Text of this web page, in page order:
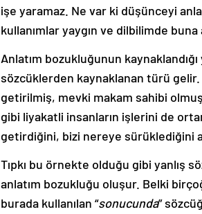
işe yaramaz. Ne var ki düşünceyi
kullanımlar yaygın ve dilbilimde
Anlatım bozukluğunun
sözcüklerden kaynaklanan türü
getirilmiş, mevki makam sahibi
gibi liyakatli insanların işlerini de
getirdiğini, bizi nereye sürüklediğini
Tıpkı bu örnekte olduğu gibi yanlış
anlatım bozukluğu oluşur. Belki
burada kullanılan “sonucunda”